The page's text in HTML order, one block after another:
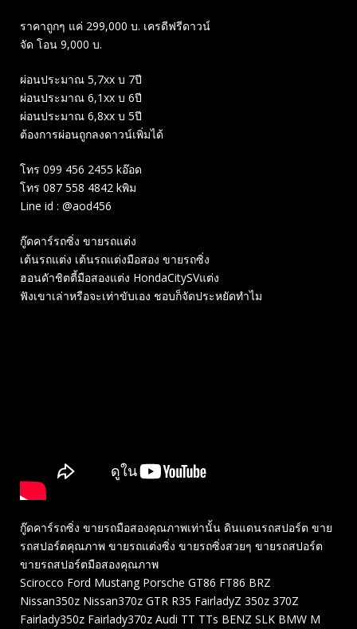
ราคาถูกๆ แค่ 299,000 บ. เครดีฟรีดาวน์
จัด โอน 9,000 บ.
ผ่อนประมาณ 5,7xx บ 7ปี
ผ่อนประมาณ 6,1xx บ 6ปี
ผ่อนประมาณ 6,8xx บ 5ปี
ต้องการผ่อนถูกลงดาวน์เพิ่มได้
โทร 099 456 2455 kอ๊อด
โทร 087 558 4842 kพิม
Line id : @aod456
กู๊ดคาร์รถซิ่ง ขายรถแต่ง
เต้นรถแต่ง เต้นรถแต่งมือสอง ขายรถซิ่ง
ฮอนดัาชิตตี้มือสองแต่ง HondaCitySVแต่ง
ฟังเขาเล่าหรือจะเท่าขับเอง ชอบก็จัดประหยัดทำไม
กู๊ดคาร์รถซิ่ง ขายรถมือสองคุณภาพเท่านั้น ดินแดนรถสปอร์ต ขาย
รถสปอร์ตคุณภาพ ขายรถแต่งซิ่ง ขายรถซิ่งสวยๆ ขายรถสปอร์ต
ขายรถสปอร์ตมือสองคุณภาพ
Scirocco Ford Mustang Porsche GT86 FT86 BRZ
Nissan350z Nissan370z GTR R35 FairladyZ 350z 370Z
Fairlady350z Fairlady370z Audi TT TTs BENZ SLK BMW M